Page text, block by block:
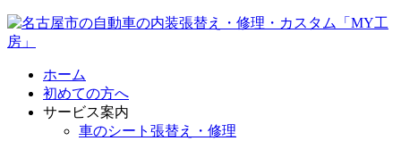
ホーム
初めての方へ
サービス案内
車のシート張替え・修理